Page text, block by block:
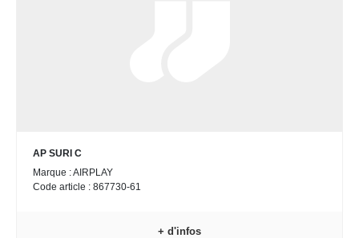
AP SURI C
Marque : AIRPLAY
Code article : 867730-61
+ d'infos